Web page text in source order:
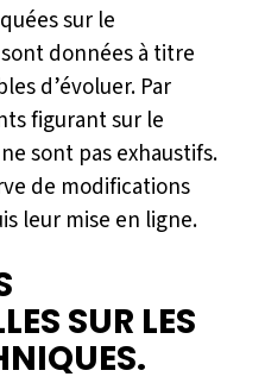
sur le
données à titre
d’évoluer. Par
figurant sur le
sont pas exhaustifs.
de modifications
leur mise en ligne.
SUR LES